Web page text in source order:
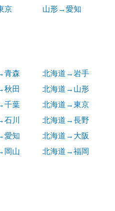
京
山形→愛知
青森
北海道→岩手
秋田
北海道→山形
千葉
北海道→東京
川
北海道→長野
愛知
北海道→大阪
岡山
北海道→福岡